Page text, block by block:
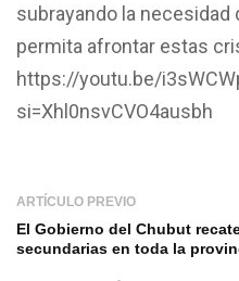
subrayando la
permita afrontar estas
https://youtu.be/
si=Xhl0nsvCVO4ausbh
ARTÍCULO PREVIO
El Gobierno del Chubut
secundarias en toda la